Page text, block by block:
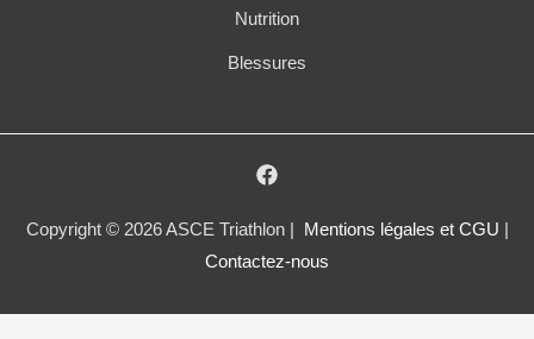
Nutrition
Blessures
Copyright © 2026 ASCE Triathlon | Mentions légales et CGU
Contactez-nous